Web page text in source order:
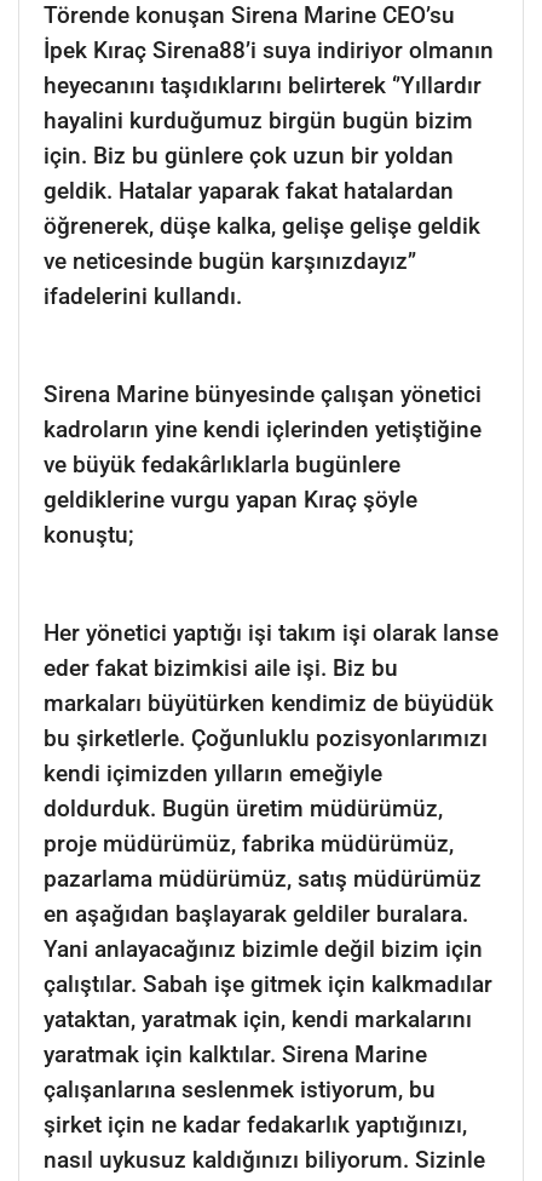
Törende konuşan Sirena Marine CEO’su
İpek Kıraç Sirena88’i suya indiriyor olmanın
heyecanını taşıdıklarını belirterek ‘’Yıllardır
hayalini kurduğumuz birgün bugün bizim
için. Biz bu günlere çok uzun bir yoldan
geldik. Hatalar yaparak fakat hatalardan
öğrenerek, düşe kalka, gelişe gelişe geldik
ve neticesinde bugün karşınızdayız’’
ifadelerini kullandı.
Sirena Marine bünyesinde çalışan yönetici
kadroların yine kendi içlerinden yetiştiğine
ve büyük fedakârlıklarla bugünlere
geldiklerine vurgu yapan Kıraç şöyle
konuştu;
Her yönetici yaptığı işi takım işi olarak lanse
eder fakat bizimkisi aile işi. Biz bu
markaları büyütürken kendimiz de büyüdük
bu şirketlerle. Çoğunluklu pozisyonlarımızı
kendi içimizden yılların emeğiyle
doldurduk. Bugün üretim müdürümüz,
proje müdürümüz, fabrika müdürümüz,
pazarlama müdürümüz, satış müdürümüz
en aşağıdan başlayarak geldiler buralara.
Yani anlayacağınız bizimle değil bizim için
çalıştılar. Sabah işe gitmek için kalkmadılar
yataktan, yaratmak için, kendi markalarını
yaratmak için kalktılar. Sirena Marine
çalışanlarına seslenmek istiyorum, bu
şirket için ne kadar fedakarlık yaptığınızı,
nasıl uykusuz kaldığınızı biliyorum. Sizinle